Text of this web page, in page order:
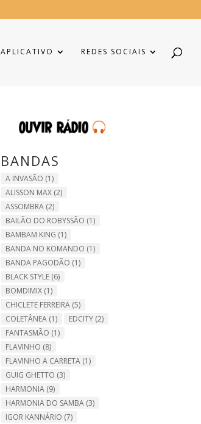
APLICATIVO REDES SOCIAIS
BANDAS
A INVASÃO (1)
ALISSON MAX (2)
ASSOMBRA (2)
BAILÃO DO ROBYSSÃO (1)
BAMBAM KING (1)
BANDA NO KOMANDO (1)
BANDA PAGODÃO (1)
BLACK STYLE (6)
BOMDIMIX (1)
CHICLETE FERREIRA (5)
COLETÂNEA (1) EDCITY (2)
FANTASMÃO (1)
FLAVINHO (8)
FLAVINHO A CARRETA (1)
GUIG GHETTO (3)
HARMONIA (9)
HARMONIA DO SAMBA (3)
IGOR KANNÁRIO (7)